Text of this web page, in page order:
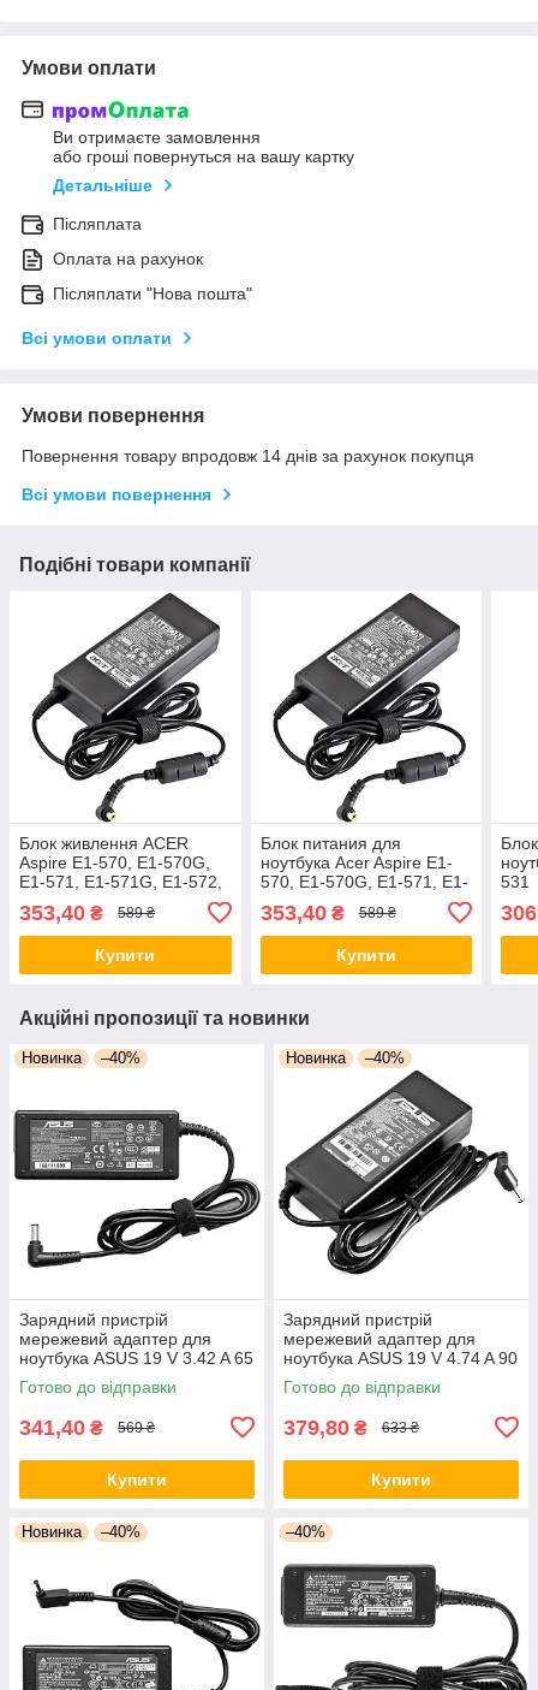
Умови оплати
Ви отримаєте замовлення
або гроші повернуться на вашу картку
Детальніше
Післяплата
Оплата на рахунок
Післяплати "Нова пошта"
Всі умови оплати
Умови повернення
Повернення товару впродовж 14 днів за рахунок покупця
Всі умови повернення
Подібні товари компанії
Блок живлення ACER
Aspire E1-570, E1-570G,
E1-571, E1-571G, E1-572,
353,40 ₴ 589 ₴
Купити
Блок питания для
ноутбука Acer Aspire E1-
570, E1-570G, E1-571, E1-
Блок живлення асер
353,40₴ 589 ₴
Купити
531
306
Акційні пропозиції та новинки
Новинка –40%
Зарядний пристрій
мережевий адаптер для
ноутбука ASUS 19 V 3.42 A 65
W штекер 5.5*2.5 Блок
живлення для ноутбука
Готово до відправки
341,40 ₴ 569 ₴
Купити
Новинка –40%
Зарядний пристрій
мережевий адаптер для
ноутбука ASUS 19 V 4.74 A 90
W штекер Блок живлення
Асус
Готово до відправки
379,80 ₴ 633 ₴
Купити
Новинка –40% –40%